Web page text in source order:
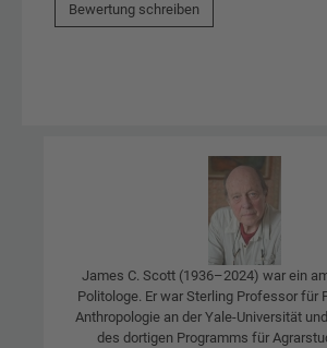
Bewertung schreiben
James C. Scott (1936–2024) war ein
Politologe. Er war Sterling Professor für
Anthropologie an der Yale-Universität
des dortigen Programms für